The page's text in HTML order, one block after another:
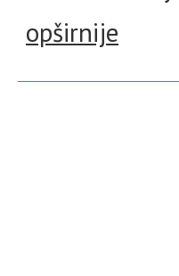
opširnije